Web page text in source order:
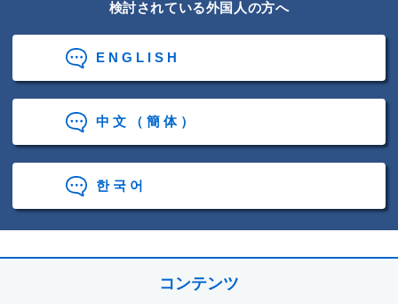
検討されている外国人の方へ
ENGLISH
中文（簡体）
한국어
コンテンツ